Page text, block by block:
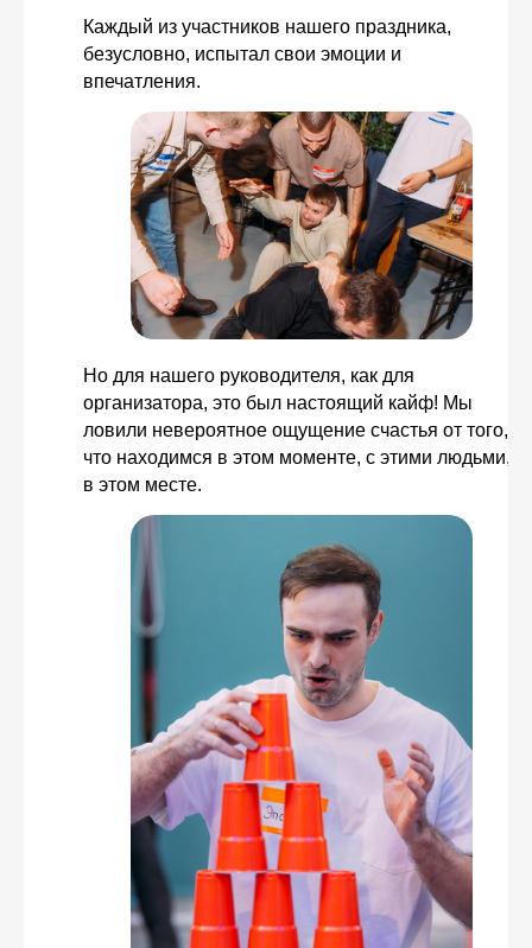
Каждый из участников нашего праздника,
безусловно, испытал свои эмоции и
впечатления.
Но для нашего руководителя, как для
организатора, это был настоящий кайф! Мы
ловили невероятное ощущение счастья от того,
что находимся в этом моменте, с этими людьми,
в этом месте.